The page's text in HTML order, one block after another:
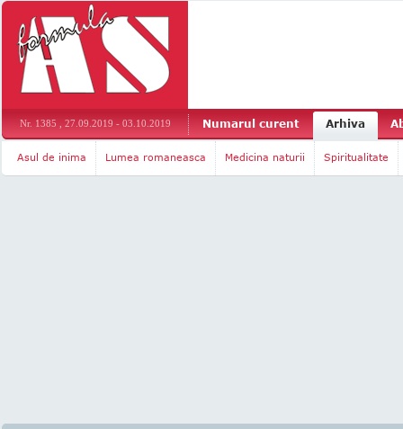
Nr. 1385 , 27.09.2019 - 03.10.2019 Numarul curent Arhiva
Asul de inima Lumea romaneasca Medicina naturii Spiritualitate